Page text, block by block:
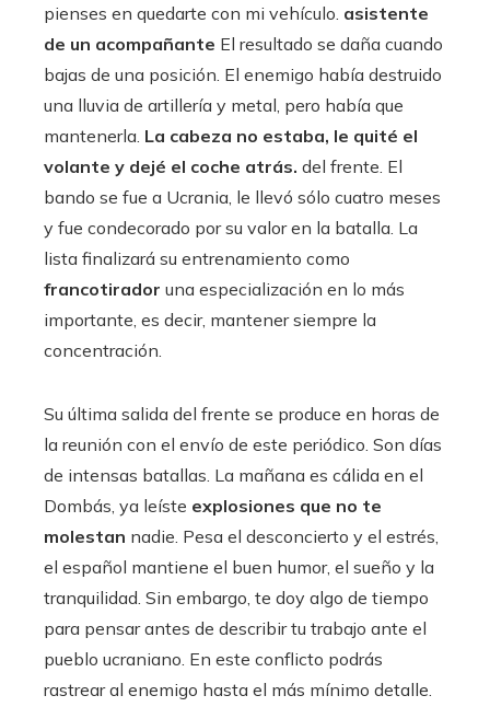
pienses en quedarte con mi vehículo. asistente
de un acompañante El resultado se daña cuando
bajas de una posición. El enemigo había destruido
una lluvia de artillería y metal, pero había que
mantenerla. La cabeza no estaba, le quité el
volante y dejé el coche atrás. del frente. El
bando se fue a Ucrania, le llevó sólo cuatro meses
y fue condecorado por su valor en la batalla. La
lista finalizará su entrenamiento como
francotirador una especialización en lo más
importante, es decir, mantener siempre la
concentración.
Su última salida del frente se produce en horas de
la reunión con el envío de este periódico. Son días
de intensas batallas. La mañana es cálida en el
Dombás, ya leíste explosiones que no te
molestan nadie. Pesa el desconcierto y el estrés,
el español mantiene el buen humor, el sueño y la
tranquilidad. Sin embargo, te doy algo de tiempo
para pensar antes de describir tu trabajo ante el
pueblo ucraniano. En este conflicto podrás
rastrear al enemigo hasta el más mínimo detalle.